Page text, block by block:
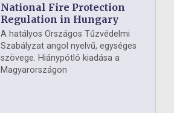
National Fire Protection
Regulation in Hungary
A hatályos Országos Tűzvédelmi
Szabályzat angol nyelvű, egységes
szövege. Hiánypótló kiadása a
Magyarországon